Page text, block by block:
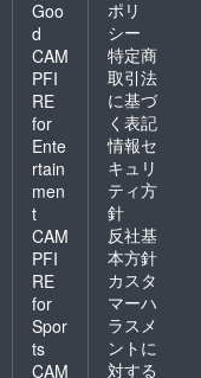
Goo
d
CAM
PFI
RE
for
Ente
rtain
men
t
CAM
PFI
RE
for
Spor
ts
CAM
ポリ
シー
特定商
取引法
に基づ
く表記
情報セ
キュリ
ティ方
針
反社基
本方針
カスタ
マーハ
ラスメ
ントに
対する